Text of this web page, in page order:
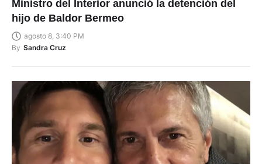
Ministro del Interior anunció la detención del
hijo de Baldor Bermeo
agosto 8, 3:40 PM
By Sandra Cruz